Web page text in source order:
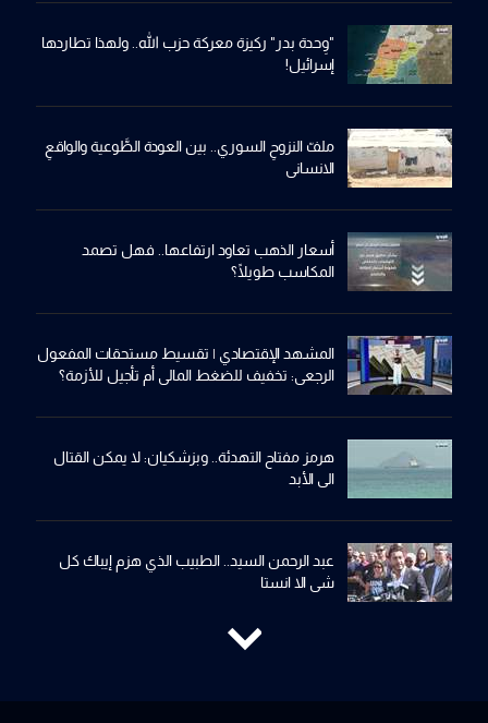
"وِحدة بدر" ركيزة معركة حزب الله.. ولهذا تطاردها
إسرائيل!
ملفّ النزوحِ السوري.. بين العودة الطَّوعية والواقعِ
الانساني
أسعار الذهب تعاود ارتفاعها.. فهل تصمد
المكاسب طويلًا؟
المشهد الإقتصادي | تقسيط مستحقات المفعول
الرجعي: تخفيف للضغط المالي أم تأجيل للأزمة؟
هرمز مفتاح التهدئة.. وبزشكيان: لا يمكن القتال
الى الأبد
عبد الرحمن السيد.. الطبيب الذي هزم إيباك كل
شي الا انستا